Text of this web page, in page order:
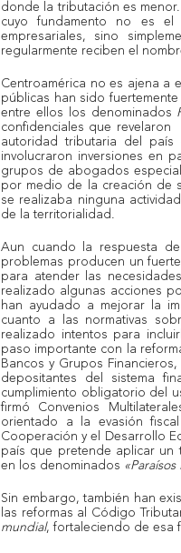
donde la tributación es
cuyo fundamento no es el
empresariales, sino
regularmente reciben el
Centroamérica no es ajena a
públicas han sido
entre ellos los denominados
confidenciales que
autoridad tributaria del
involucraron inversiones en
grupos de abogados
por medio de la creación de
se realizaba ninguna
de la territorialidad.
Aun cuando la respuesta
problemas producen un
para atender las
realizado algunas acciones
han ayudado a mejorar la
cuanto a las normativas
realizado intentos para
paso importante con la
Bancos y Grupos
depositantes del sistema
cumplimiento obligatorio del
firmó Convenios
orientado a la evasión
Cooperación y el Desarrollo
país que pretende aplicar un
en los denominados «Paraísos
Sin embargo, también han
las reformas al Código
mundial, fortaleciendo de esa